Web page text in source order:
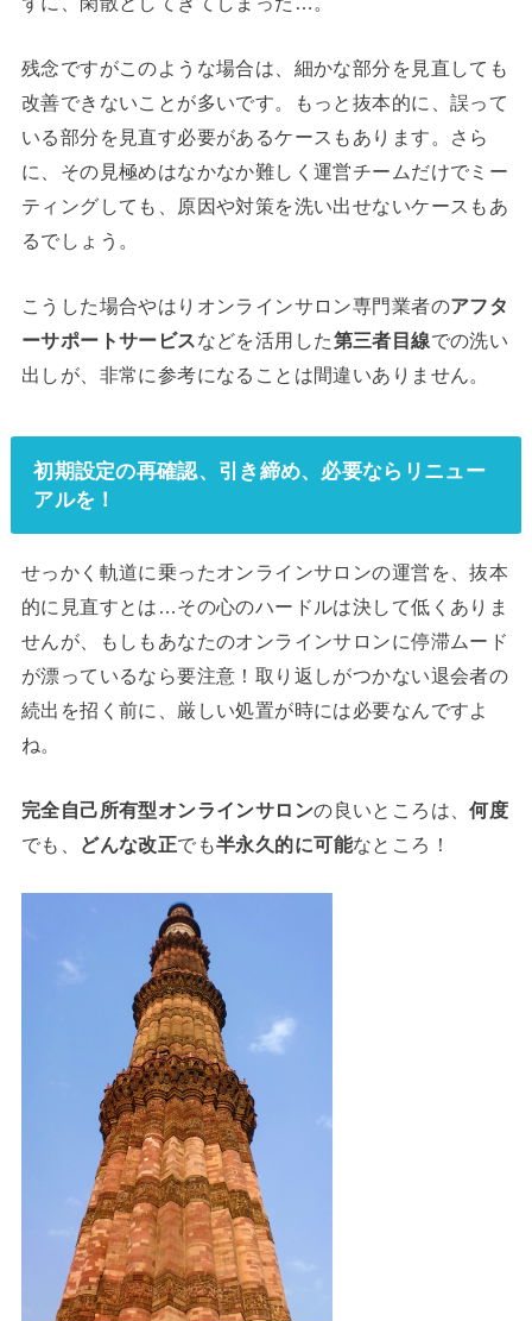
残念ですがこのような場合は、細かな部分を見直しても
改善できないことが多いです。もっと抜本的に、誤って
いる部分を見直す必要があるケースもあります。さら
に、その見極めはなかなか難しく運営チームだけでミー
ティングしても、原因や対策を洗い出せないケースもあ
るでしょう。
こうした場合やはりオンラインサロン専門業者のアフタ
ーサポートサービスなどを活用した第三者目線での洗い
出しが、非常に参考になることは間違いありません。
初期設定の再確認、引き締め、必要ならリニュー
アルを！
せっかく軌道に乗ったオンラインサロンの運営を、抜本
的に見直すとは…その心のハードルは決して低くありま
せんが、もしもあなたのオンラインサロンに停滞ムード
が漂っているなら要注意！取り返しがつかない退会者の
続出を招く前に、厳しい処置が時には必要なんですよ
ね。
完全自己所有型オンラインサロンの良いところは、何度
でも、
どんな改正でも半永久的に可能なところ！